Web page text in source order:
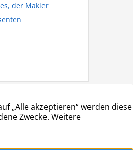
der Makler